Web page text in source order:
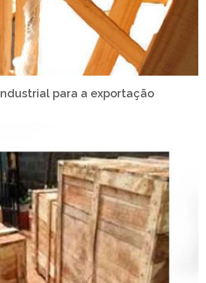
para a exportação